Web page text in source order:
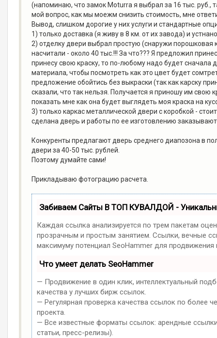
(напоминаю, что замок Moturra я выбрал за 16 тыс. руб.,
мой вопрос, как мы моежм снизить стоимость, мне
Вывод, слишком дорогие у них услуги и стандартные
1) только доставка (я живу в 8 км. от их завода) и
2) отделку двери выбрал простую (снаружи
насчитали - около 40 тыс.!!! За что??? Я предложил
принесу свою краску, то по-любому надо будет сначала
материала, чтобы посмотреть как это цвет будет
предложение обойтись без выкраски (так как карску
сказали, что так нельзя. Получается я приношу им свою
показать мне как она будет выглядеть моя краска на
3) только каркас металлической двери с коробкой -
сделана дверь и работы по ее изготовлению
Конкуренты предлагают дверь среднего диапозона в
двери за 40-50 тыс. рублей.
Поэтому думайте сами!
Прикладываю фотограцию расчета.
Забиваем Сайты В ТОП КУВАЛДОЙ -
Каждая ссылка анализируется по трем пакетам
прозрачным и простым занятием. Ссылки, вечные
максимуму потенциал SeoHammer для продвижения
Что умеет делать SeoHammer
— Продвижение в один клик, интеллектуальный
качества у лучших бирж ссылок.
— Регулярная проверка качества ссылок по более
проекта.
— Все известные форматы ссылок: арендные
статьи, пресс-релизы).